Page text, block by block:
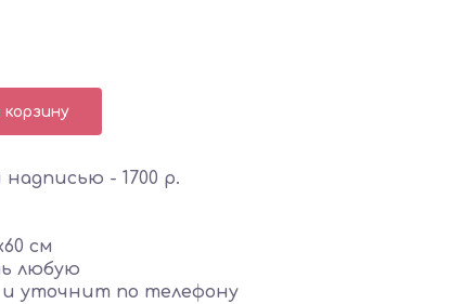
- 1700 р.
см
любую
уточнит по телефону